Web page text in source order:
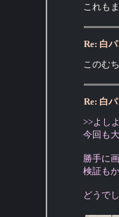
これも
Re: 白
このむ
Re: 白
>>よし
今回も
勝手に
検証も
どうで